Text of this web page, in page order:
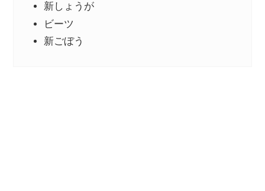
新しょうが
ビーツ
新ごぼう